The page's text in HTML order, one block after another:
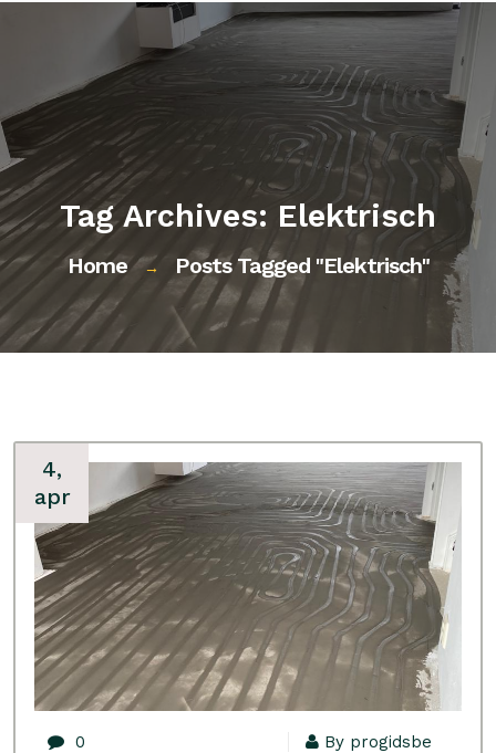
Tag Archives: Elektrisch
Home → Posts Tagged "elektrisch"
4,
apr
0 By progidsbe